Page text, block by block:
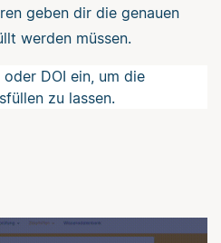
geben dir die genauen
werden müssen.
oder DOI ein, um die
zu lassen.